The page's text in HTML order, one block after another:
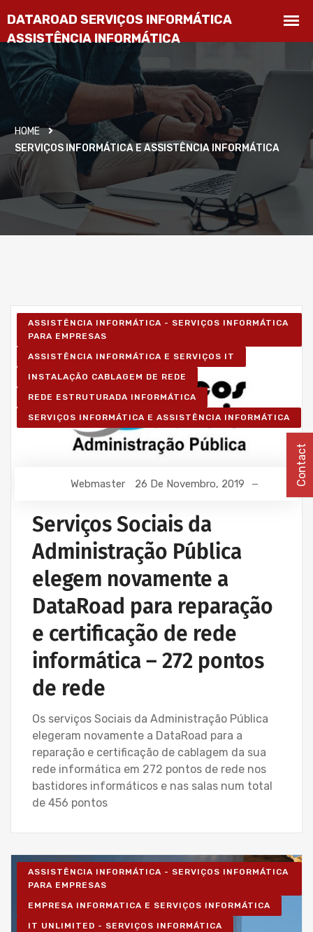
HOME
SERVIÇOS INFORMÁTICA E ASSISTÊNCIA INFORMÁTICA
ASSISTÊNCIA INFORMÁTICA - SERVIÇOS INFORMÁTICA
PARA EMPRESAS
ASSISTÊNCIA INFORMÁTICA E SERVIÇOS IT
INSTALAÇÃO CABLAGEM DE REDE
REDE ESTRUTURADA INFORMÁTICA
SERVIÇOS INFORMÁTICA E ASSISTÊNCIA INFORMÁTICA
Webmaster 26 De Novembro, 2019
Serviços Sociais da
Administração Pública
elegem novamente a
DataRoad para reparação
e certificação de rede
informática – 272 pontos
de rede
Os serviços Sociais da Administração Pública
elegeram novamente a DataRoad para a
reparação e certificação de cablagem da sua
rede informática em 272 pontos de rede nos
bastidores informáticos e nas salas num total
de 456 pontos
ASSISTÊNCIA INFORMÁTICA - SERVIÇOS INFORMÁTICA
PARA EMPRESAS
EMPRESA INFORMATICA E SERVIÇOS INFORMÁTICA
IT UNLIMITED - SERVIÇOS INFORMÁTICA
Contact